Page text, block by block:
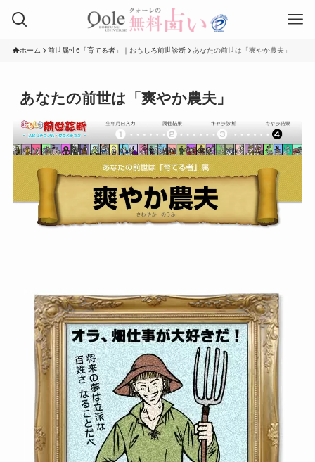
ホーム 前世属性6「育てる者」｜おもしろ前世診断 あなたの前世は「爽やか農夫」
あなたの前世は「爽やか農夫」